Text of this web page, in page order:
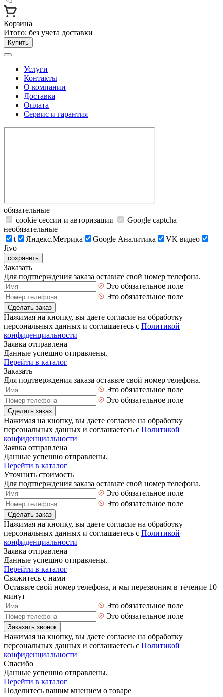
Корзина
Итого: без учета доставки
Купить
Услуги
Контакты
О компании
Доставка
Оплата
Сервис и гарантия
обязательные
cookie сессии и авторизации
Google captcha
необязательные
t
Яндекс.Метрика Google Аналитика
VK видео
Jivo
сохранить
Заказать
Для подтверждения заказа оставьте свой номер телефона.
Это обязательное поле
Это обязательное поле
Сделать заказ
Нажимая на кнопку, вы даете согласие на обработку
персональных данных и соглашаетесь с Политикой
конфиденциальности
Заявка отправлена
Данные успешно отправлены.
Перейти в каталог
Заказать
Для подтверждения заказа оставьте свой номер телефона.
Это обязательное поле
Это обязательное поле
Сделать заказ
Нажимая на кнопку, вы даете согласие на обработку
персональных данных и соглашаетесь с Политикой
конфиденциальности
Заявка отправлена
Данные успешно отправлены.
Перейти в каталог
Уточнить стоимость
Для подтверждения заказа оставьте свой номер телефона.
Это обязательное поле
Это обязательное поле
Сделать заказ
Нажимая на кнопку, вы даете согласие на обработку
персональных данных и соглашаетесь с Политикой
конфиденциальности
Заявка отправлена
Данные успешно отправлены.
Перейти в каталог
Свяжитесь с нами
Оставьте свой номер телефона, и мы перезвоним в течение 10
минут
Это обязательное поле
Это обязательное поле
Заказать звонок
Нажимая на кнопку, вы даете согласие на обработку
персональных данных и соглашаетесь с Политикой
конфиденциальности
Спасибо
Данные успешно отправлены.
Перейти в каталог
Поделитесь вашим мнением о товаре